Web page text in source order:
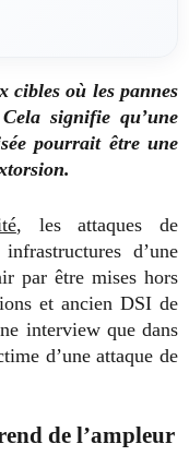
cibles où les pannes
signifie qu’une
pourrait être une
, les attaques de
d’une
par être mises hors
et ancien DSI de
interview que dans
d’une attaque de
de l’ampleur